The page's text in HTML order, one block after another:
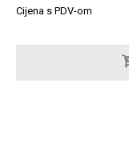
Cijena s PDV-om